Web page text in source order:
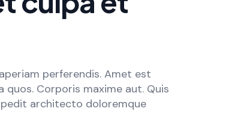
perferendis. Amet est
Corporis maxime aut. Quis
architecto doloremque